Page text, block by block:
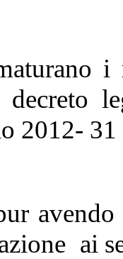
i
decreto
2012-
ai